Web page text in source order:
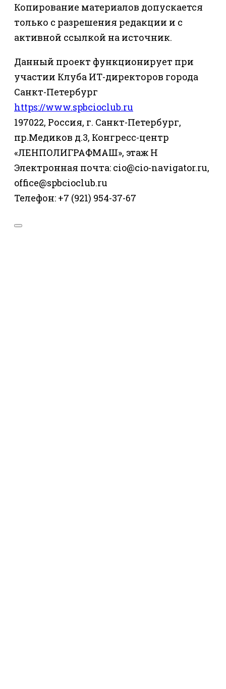
Копирование материалов допускается
только с разрешения редакции и с
активной ссылкой на источник.
Данный проект функционирует при
участии Клуба ИТ-директоров города
Санкт-Петербург
https://www.spbcioclub.ru
197022, Россия, г. Санкт-Петербург,
пр.Медиков д.3, Конгресс-центр
«ЛЕНПОЛИГРАФМАШ», этаж Н
Электронная почта: cio@cio-navigator.ru,
office@spbcioclub.ru
Телефон: +7 (921) 954-37-67